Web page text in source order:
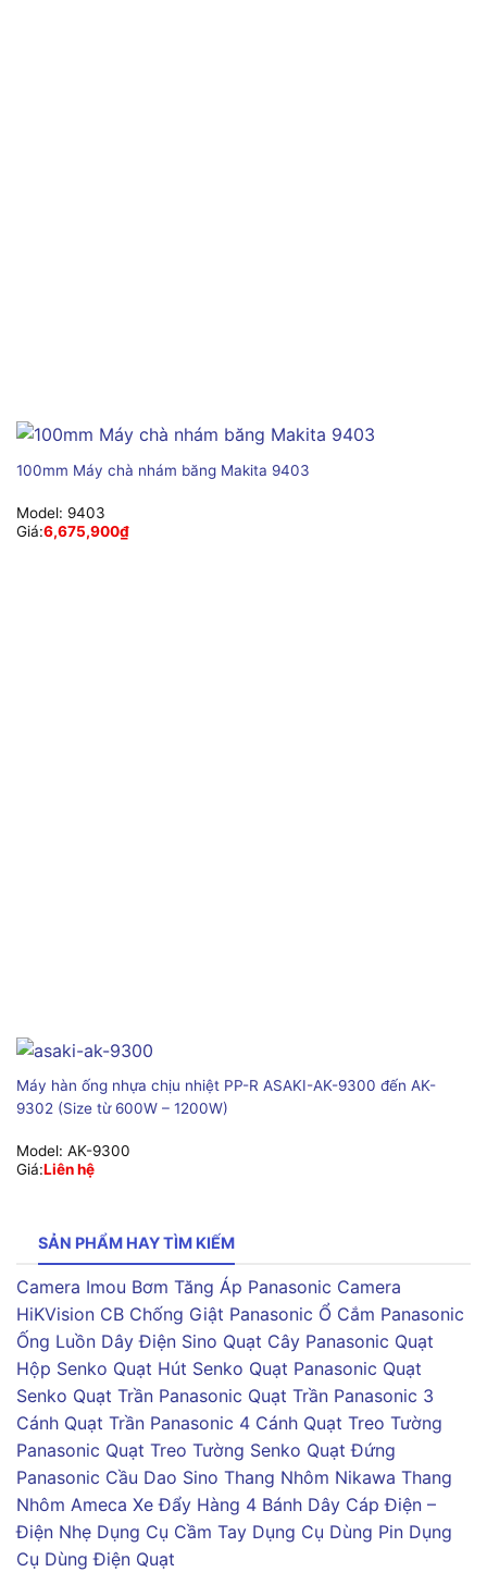
100mm Máy chà nhám băng Makita 9403
Model: 9403
Giá:6,675,900₫
Máy hàn ống nhựa chịu nhiệt PP-R ASAKI-AK-9300 đến AK-
9302 (Size từ 600W – 1200W)
Model: AK-9300
Giá:Liên hệ
SẢN PHẨM HAY TÌM KIẾM
Camera Imou Bơm Tăng Áp Panasonic Camera
HiKVision CB Chống Giật Panasonic Ổ Cắm Panasonic
Ống Luồn Dây Điện Sino Quạt Cây Panasonic Quạt
Hộp Senko Quạt Hút Senko Quạt Panasonic Quạt
Senko Quạt Trần Panasonic Quạt Trần Panasonic 3
Cánh Quạt Trần Panasonic 4 Cánh Quạt Treo Tường
Panasonic Quạt Treo Tường Senko Quạt Đứng
Panasonic Cầu Dao Sino Thang Nhôm Nikawa Thang
Nhôm Ameca Xe Đẩy Hàng 4 Bánh Dây Cáp Điện –
Điện Nhẹ Dụng Cụ Cầm Tay Dụng Cụ Dùng Pin Dụng
Cụ Dùng Điện Quạt